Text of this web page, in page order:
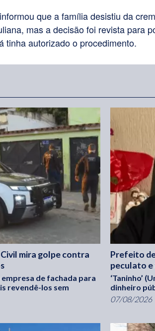
que a família desistiu da
mas a decisão foi revista para
tinha autorizado o procedimento.
mira golpe contra
de fachada para
revendê-los sem
Prefeito
peculato
‘Taninho’
dinheiro
07/08/2026